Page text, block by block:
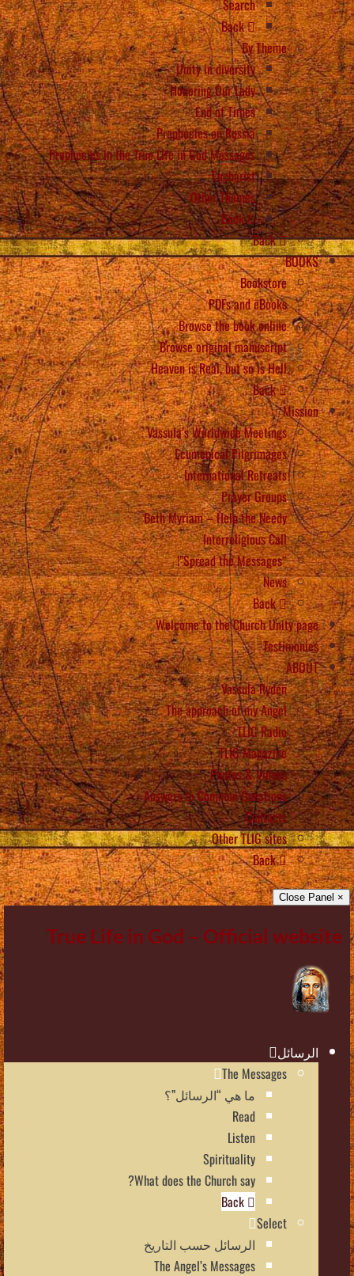
Search
Back
By Theme
Unity in diversity
Honoring Our Lady
End of Times
Prophecies on Russia
Prophecies in the True Life in God Messages
Eucharist
Other Themes
Back
Back
BOOKS
Bookstore
PDFs and eBooks
Browse the book online
Browse original manuscript
Heaven is Real, but so is Hell
Back
Mission
Vassula’s Worldwide Meetings
Ecumenical Pilgrimages
International Retreats
Prayer Groups
Beth Myriam – Help the Needy
Interreligious Call
“Spread the Messages”!
News
Back
Welcome to the Church Unity page
Testimonies
ABOUT
Vassula Rydén
The approach of my Angel
TLIG Radio
TLIG Magazine
Photos & Videos
Answers to Common Questions
Contacts
Other TLIG sites
Back
× Close Panel
True Life in God – Official website
الرسائل
The Messages
ما هي “الرسائل”؟
Read
Listen
Spirituality
What does the Church say?
Select
الرسائل حسب التاريخ
The Angel’s Messages